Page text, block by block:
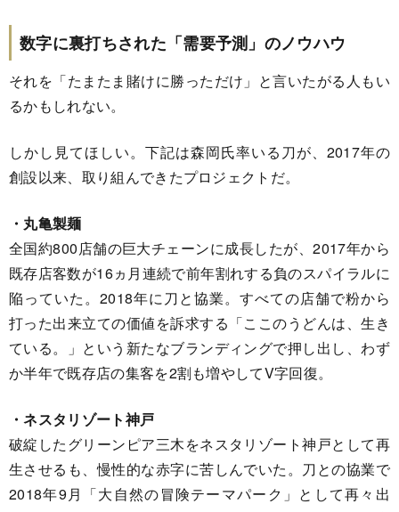
数字に裏打ちされた「需要予測」のノウハウ
それを「たまたま賭けに勝っただけ」と言いたがる人もい
るかもしれない。
しかし見てほしい。下記は森岡氏率いる刀が、2017年の
創設以来、取り組んできたプロジェクトだ。
・丸亀製麺
全国約800店舗の巨大チェーンに成長したが、2017年から
既存店客数が16ヵ月連続で前年割れする負のスパイラルに
陥っていた。2018年に刀と協業。すべての店舗で粉から
打った出来立ての価値を訴求する「ここのうどんは、生き
ている。」という新たなブランディングで押し出し、わず
か半年で既存店の集客を2割も増やしてV字回復。
・ネスタリゾート神戸
破綻したグリーンピア三木をネスタリゾート神戸として再
生させるも、慢性的な赤字に苦しんでいた。刀との協業で
2018年9月「大自然の冒険テーマパーク」として再々出